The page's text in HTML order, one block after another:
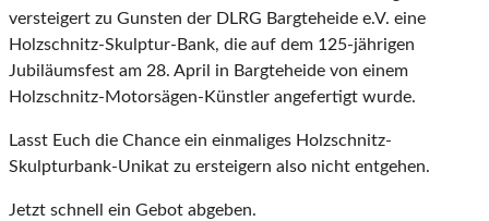
versteigert zu Gunsten der DLRG Bargteheide e.V. eine
Holzschnitz-Skulptur-Bank, die auf dem 125-jährigen
Jubiläumsfest am 28. April in Bargteheide von einem
Holzschnitz-Motorsägen-Künstler angefertigt wurde.
Lasst Euch die Chance ein einmaliges Holzschnitz-
Skulpturbank-Unikat zu ersteigern also nicht entgehen.
Jetzt schnell ein Gebot abgeben.